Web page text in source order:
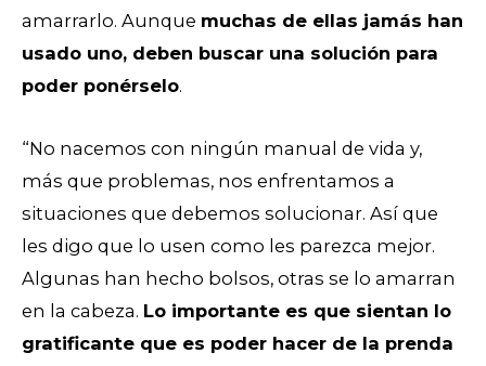
amarrarlo. Aunque muchas de ellas jamás han
usado uno, deben buscar una solución para
poder ponérselo.
“No nacemos con ningún manual de vida y,
más que problemas, nos enfrentamos a
situaciones que debemos solucionar. Así que
les digo que lo usen como les parezca mejor.
Algunas han hecho bolsos, otras se lo amarran
en la cabeza. Lo importante es que sientan lo
gratificante que es poder hacer de la prenda